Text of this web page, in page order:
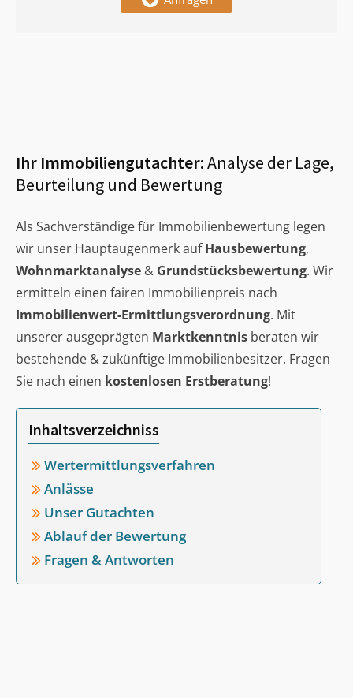
Ihr Immobiliengutachter:Analyse der Lage,
Beurteilung und Bewertung
Als Sachverständige für Immobilienbewertung legen
wir unser Hauptaugenmerk aufHausbewertung,
Wohnmarktanalyse & Grundstücksbewertung. Wir
ermitteln einen fairen Immobilienpreis nach
Immobilienwert-Ermittlungsverordnung. Mit
unserer ausgeprägten Marktkenntnis beraten wir
bestehende & zukünftige Immobilienbesitzer. Fragen
Sie nach einen kostenlosen Erstberatung!
Inhaltsverzeichniss
Wertermittlungsverfahren
Anlässe
Unser Gutachten
Ablauf der Bewertung
Fragen & Antworten